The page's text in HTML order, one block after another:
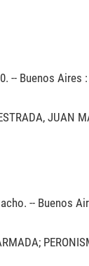
-- Buenos Aires
JUAN
-- Buenos